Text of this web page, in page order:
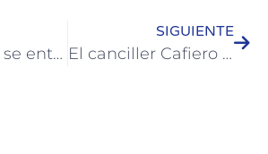
El miércoles se entregan los Premios Santos Justo y Pastor en Colón
SIGUIENTE
El canciller Cafiero y la vicegobernadora Stratta visitaron el departamento Colón